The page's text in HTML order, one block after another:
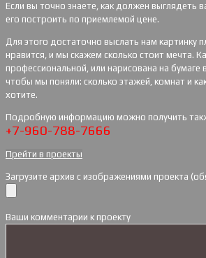
Если вы точно знаете, как должен
его построить по приемлемой цене.
Для этого достаточно выслать нам картинку
нравится, и мы скажем сколько стоит мечта.
профессиональной, или нарисована на бумаге
чтобы мы поняли: сколько этажей, комнат и
хотите.
Подробную информацию можно получить
+7-960-788-7666
Прейти в проекты
Загрузите архив с изображениями проекта
Ваши комментарии к проекту